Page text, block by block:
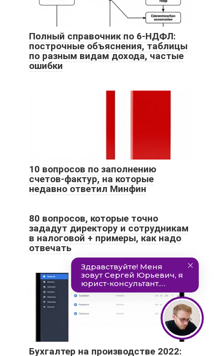
Полный справочник по 6-НДФЛ:
построчные объяснения, таблицы
по разным видам дохода, частые
ошибки
10 вопросов по заполнению
счетов-фактур, на которые
недавно ответил Минфин
80 вопросов, которые точно
зададут директору и сотрудникам
в налоговой + примеры, как надо
отвечать
Бухгалтер на производстве 2022: